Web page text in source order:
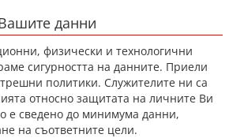
данни
физически и технологични
сигурността на данните. Приели
политики. Служителите ни са
относно защитата на личните Ви
е сведено до минимума данни,
на съответните цели.